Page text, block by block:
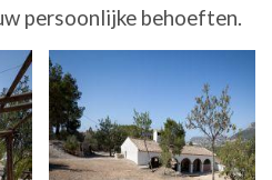
persoonlijke behoeften.